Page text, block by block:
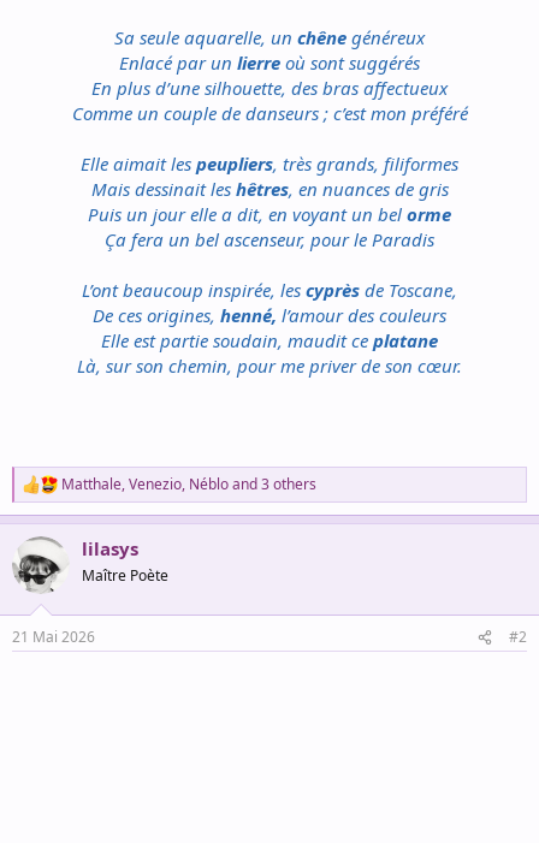
Sa seule aquarelle, un chêne généreux
Enlacé par un lierre où sont suggérés
En plus d’une silhouette, des bras affectueux
Comme un couple de danseurs ; c’est mon préféré
Elle aimait les peupliers, très grands, filiformes
Mais dessinait les hêtres, en nuances de gris
Puis un jour elle a dit, en voyant un bel orme
Ça fera un bel ascenseur, pour le Paradis
L’ont beaucoup inspirée, les cyprès de Toscane,
De ces origines, henné, l’amour des couleurs
Elle est partie soudain, maudit ce platane
Là, sur son chemin, pour me priver de son cœur.
R
e
a
c
t
i
s
Matthale,Venezio, Nébloand 3 others
lilasys
Maître Poète
21 Mai 2026 #2